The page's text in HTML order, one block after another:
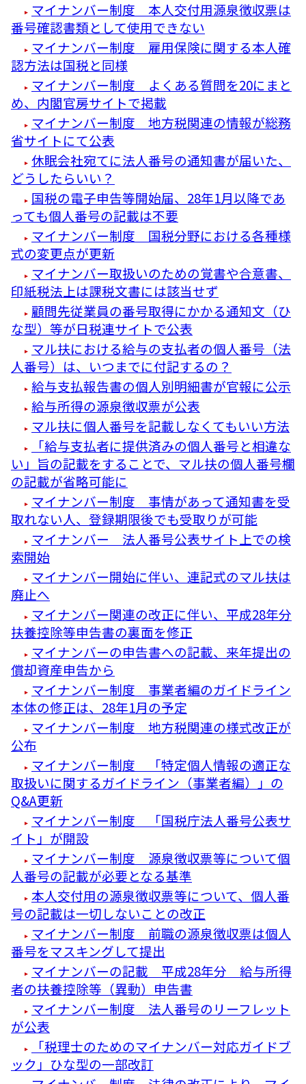
マイナンバー制度 本人交付用源泉徴収票は
番号確認書類として使用できない
マイナンバー制度 雇用保険に関する本人確
認方法は国税と同様
マイナンバー制度 よくある質問を20にまと
め、内閣官房サイトで掲載
マイナンバー制度 地方税関連の情報が総務
省サイトにて公表
休眠会社宛てに法人番号の通知書が届いた、
どうしたらいい？
国税の電子申告等開始届、28年1月以降であ
っても個人番号の記載は不要
マイナンバー制度 国税分野における各種様
式の変更点が更新
マイナンバー取扱いのための覚書や合意書、
印紙税法上は課税文書には該当せず
顧問先従業員の番号取得にかかる通知文（ひ
な型）等が日税連サイトで公表
マル扶における給与の支払者の個人番号（法
人番号）は、いつまでに付記するの？
給与支払報告書の個人別明細書が官報に公示
給与所得の源泉徴収票が公表
マル扶に個人番号を記載しなくてもいい方法
「給与支払者に提供済みの個人番号と相違な
い」旨の記載をすることで、マル扶の個人番号欄
の記載が省略可能に
マイナンバー制度 事情があって通知書を受
取れない人、登録期限後でも受取りが可能
マイナンバー 法人番号公表サイト上での検
索開始
マイナンバー開始に伴い、連記式のマル扶は
廃止へ
マイナンバー関連の改正に伴い、平成28年分
扶養控除等申告書の裏面を修正
マイナンバーの申告書への記載、来年提出の
償却資産申告から
マイナンバー制度 事業者編のガイドライン
本体の修正は、28年1月の予定
マイナンバー制度 地方税関連の様式改正が
公布
マイナンバー制度 「特定個人情報の適正な
取扱いに関するガイドライン（事業者編）」の
Q&A更新
マイナンバー制度 「国税庁法人番号公表サ
イト」が開設
マイナンバー制度 源泉徴収票等について個
人番号の記載が必要となる基準
本人交付用の源泉徴収票等について、個人番
号の記載は一切しないことの改正
マイナンバー制度 前職の源泉徴収票は個人
番号をマスキングして提出
マイナンバーの記載 平成28年分 給与所得
者の扶養控除等（異動）申告書
マイナンバー制度 法人番号のリーフレット
が公表
「税理士のためのマイナンバー対応ガイドブ
ック」ひな型の一部改訂